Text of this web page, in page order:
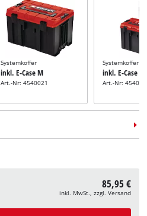
Systemkoffer
inkl. E-Case M
Art.-Nr: 4540021
Systemkoffer
inkl. E-Case L
Art.-Nr:
85,95 €
inkl. MwSt., zzgl. Versand